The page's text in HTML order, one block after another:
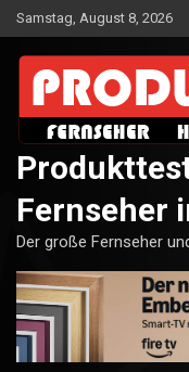
Skip
to
content
Samstag, August 8, 2026
Fernseher
Der große Fernseher